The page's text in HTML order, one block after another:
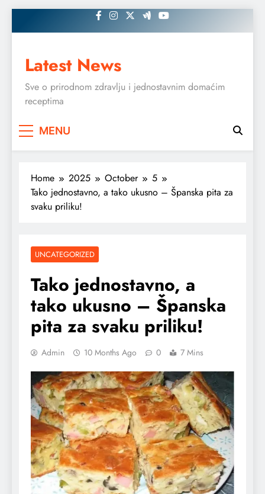
to
Latest News
Sve o prirodnom zdravlju i jednostavnim domaćim
receptima
MENU
Home 2025 October
5
Tako jednostavno, a tako ukusno – Španska pita za
svaku priliku!
UNCATEGORIZED
Tako jednostavno, a
tako ukusno – Španska
pita za svaku priliku!
Admin 10 Months Ago 0 7 Mins